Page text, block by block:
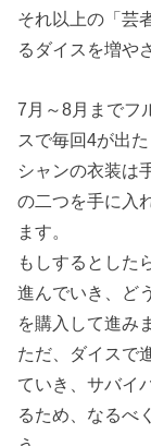
それ以上の「芸
るダイスを増や
7月～8月までフ
スで毎回4が出
シャンの衣装は
の二つを手に入
ます。
もしするとした
進んでいき、ど
を購入して進み
ただ、ダイスで
ていき、サバイ
るため、なるべ